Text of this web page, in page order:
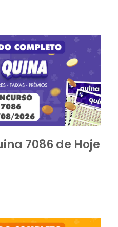
7086 de Hoje